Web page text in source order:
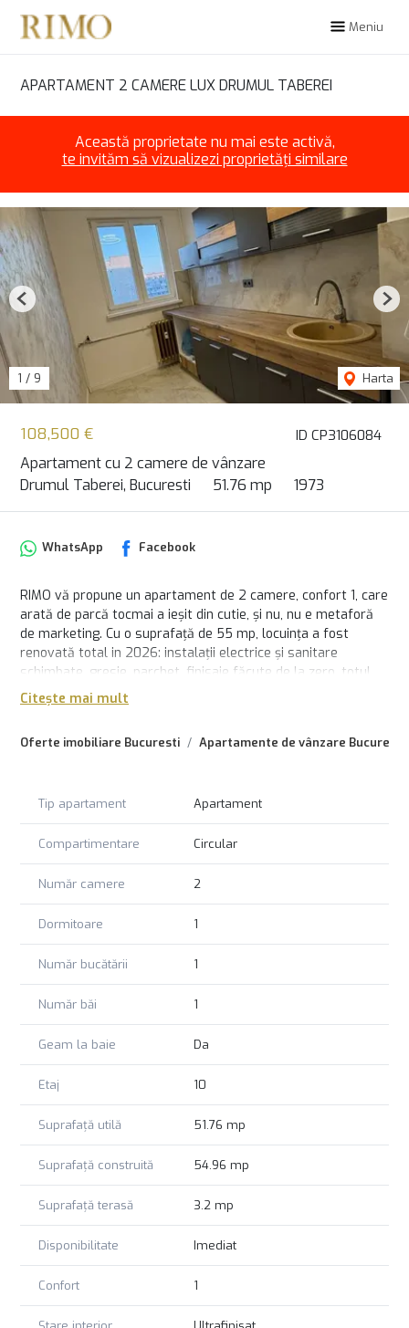
Meniu
APARTAMENT 2 CAMERE LUX DRUMUL TABEREI
Această proprietate nu mai este activă,
te invităm să vizualizezi proprietăți similare
ID CP3106084
108,500 €
Apartament cu 2 camere de vânzare
Drumul Taberei, Bucuresti
51.76 mp 1973
1 / 9 Harta
Previous
Oferte imobiliare Bucuresti Apartamente de vânzare Bucuresti
WhatsApp Facebook
RIMO vă propune un apartament de 2 camere, confort 1, care
arată de parcă tocmai a ieșit din cutie, și nu, nu e metaforă
de marketing. Cu o suprafață de 55 mp, locuința a fost
renovată total in 2026: instalații electrice și sanitare
schimbate, gresie, parchet, finisaje făcute de la zero, totul
curat, modern și gata de mutare!
apartamentul oferă lumină naturală generoasă în living și
Blocul (1973) este reabilitat, creditabil, dotat cu două lifturi
noi și camere de supraveghere pe scară și etaje.
Zona? Excelentă. Metrou Râul Doamnei, autobuze,
grădinițe, parcuri, totul la câțiva pași. Practic, ai orașul la
Sună bine? RIMO vă invită cu drag la o vizionare!
Citește mai mult
Tip apartament Apartament
Compartimentare Circular
Număr camere 2
Dormitoare 1
Număr bucătării 1
Număr băi 1
Geam la baie Da
Etaj 10
Suprafață utilă 51.76 mp
Suprafață construită 54.96 mp
Suprafață terasă 3.2 mp
Disponibilitate Imediat
Confort 1